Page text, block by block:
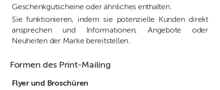
Geschenkgutscheine oder ähnliches enthalten.
Sie funktionieren, indem sie potenzielle Kunden direkt
ansprechen und Informationen, Angebote oder
Neuheiten der Marke bereitstellen.
Formen des Print-Mailing
Flyer und Broschüren